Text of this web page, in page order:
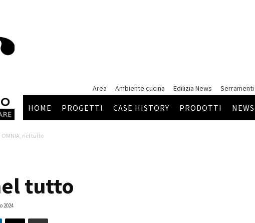
Area
Ambiente cucina Edilizia News Serramenti
HOME PROGETTI CASE HISTORY PRODOTTI NEWS
OMNIA, nel tutto
tutto
2024